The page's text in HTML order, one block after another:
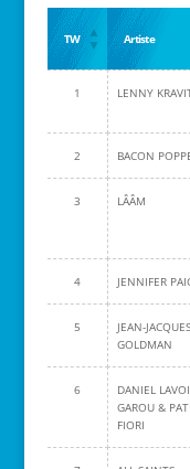
TW Artiste
1 LENNY
2 BACON
3 LÂÂM
4 JENNIFER
5
JEAN-JACQUES
GOLDMAN
6
DANIEL
GAROU &
FIORI